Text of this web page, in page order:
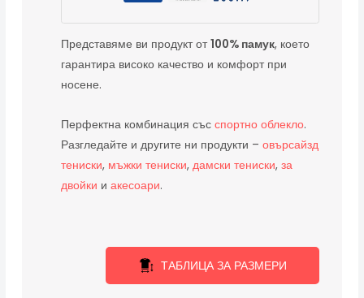
Представяме ви продукт от100% памук, което
гарантира високо качество и комфорт при
носене.
Перфектна комбинация съсспортно облекло.
Разгледайте и другите ни продукти –овърсайзд
тениски, мъжки тениски,дамски тениски,за
двойки иакесоари.
ТАБЛИЦА ЗА РАЗМЕРИ